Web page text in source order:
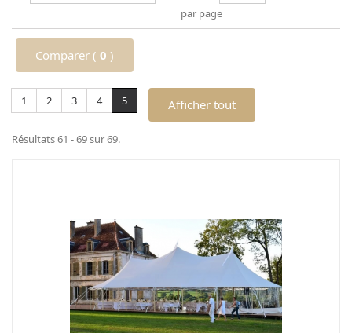
par page
Comparer ( 0 )
Afficher tout
1 2 3 4 5
Résultats 61 - 69 sur 69.